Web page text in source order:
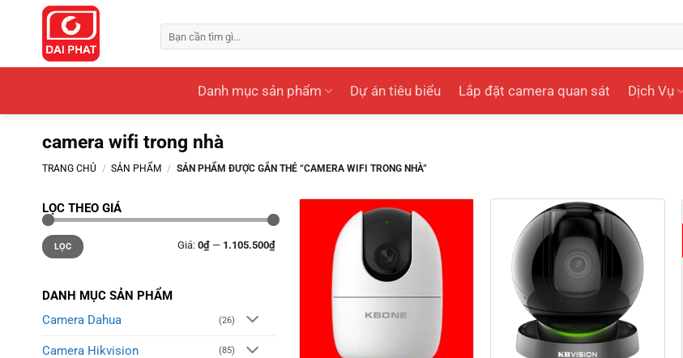
dung
kiếm:
Danh mục sản phẩm Dự án tiêu biểu Lắp đặt camera quan sát Dịch Vụ
camera wifi trong nhà
TRANG CHỦ / SẢN PHẨM / SẢN PHẨM ĐƯỢC GẮN THẺ “CAMERA WIFI TRONG NHÀ”
LỌC THEO GIÁ
Giá
tối
thiểu
Giá
tối
đa
LỌC Giá: 0₫— 1.105.500₫
DANH MỤC SẢN PHẨM
Camera Dahua
(26)
Camera Hikvision (85)